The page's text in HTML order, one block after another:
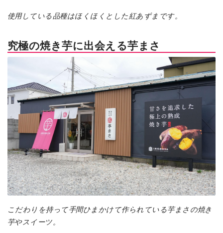
使用している品種はほくほくとした紅あずまです。
究極の焼き芋に出会える芋まさ
こだわりを持って手間ひまかけて作られている芋まさの焼き
芋やスイーツ。